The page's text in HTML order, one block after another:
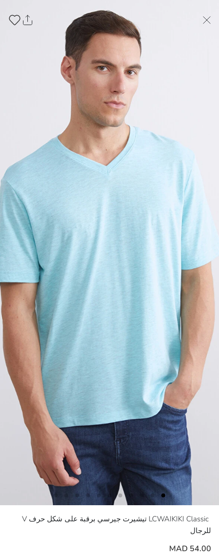
LCWAIKIKI Classic
تيشيرت جيرسي برقبة على شكل حرف V
للرجال
54.00 MAD